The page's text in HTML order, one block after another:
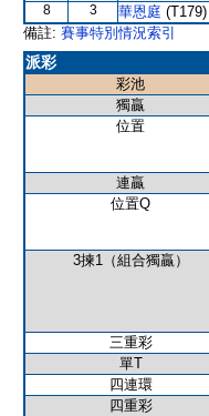
8
3 華恩庭 (T179)
備註: 賽事特別情況索引
派彩
彩池
獨贏
位置
連贏
位置Q
3揀1（組合獨贏）
三重彩
單T
四連環
四重彩